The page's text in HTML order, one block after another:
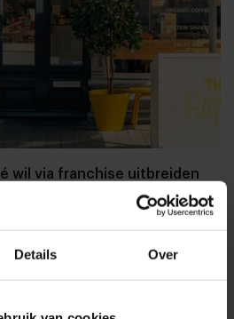
Details Over
wil via franchise uitbreiden
kennis laten maken met
31 juli 2026| 4 min